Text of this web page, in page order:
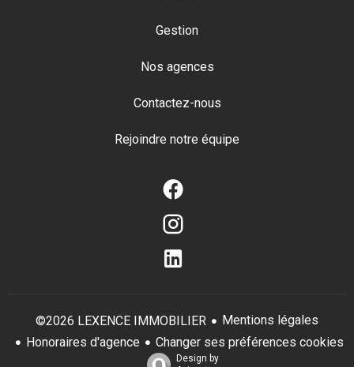
Gestion
Nos agences
Contactez-nous
Rejoindre notre équipe
©2026 LEXENCE IMMOBILIER
Mentions légales
Honoraires d'agence
Changer ses préférences cookies
Design by